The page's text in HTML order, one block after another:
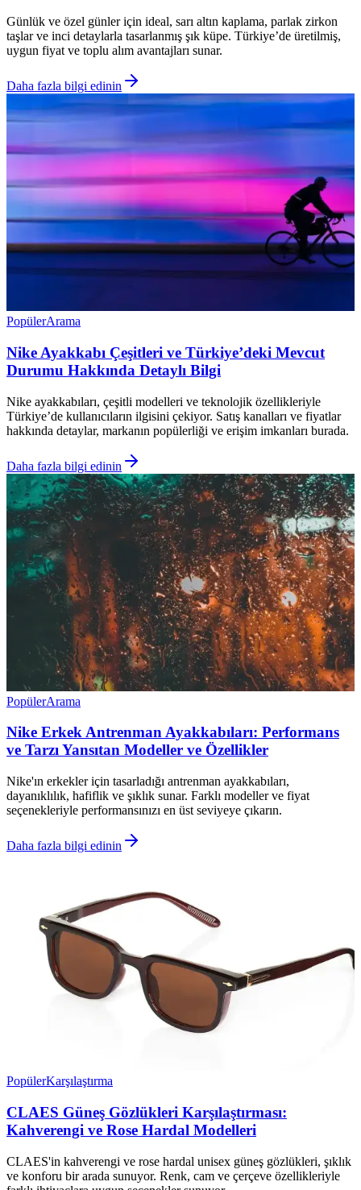
Günlük ve özel günler için ideal, sarı altın kaplama, parlak zirkon
taşlar ve inci detaylarla tasarlanmış şık küpe. Türkiye’de üretilmiş,
uygun fiyat ve toplu alım avantajları sunar.
Daha fazla bilgi edinin
PopülerArama
Nike Ayakkabı Çeşitleri ve Türkiye’deki Mevcut
Durumu Hakkında Detaylı Bilgi
Nike ayakkabıları, çeşitli modelleri ve teknolojik özellikleriyle
Türkiye’de kullanıcıların ilgisini çekiyor. Satış kanalları ve fiyatlar
hakkında detaylar, markanın popülerliği ve erişim imkanları burada.
Daha fazla bilgi edinin
PopülerArama
Nike Erkek Antrenman Ayakkabıları: Performans
ve Tarzı Yansıtan Modeller ve Özellikler
Nike'ın erkekler için tasarladığı antrenman ayakkabıları,
dayanıklılık, hafiflik ve şıklık sunar. Farklı modeller ve fiyat
seçenekleriyle performansınızı en üst seviyeye çıkarın.
Daha fazla bilgi edinin
PopülerKarşılaştırma
CLAES Güneş Gözlükleri Karşılaştırması:
Kahverengi ve Rose Hardal Modelleri
CLAES'in kahverengi ve rose hardal unisex güneş gözlükleri, şıklık
ve konforu bir arada sunuyor. Renk, cam ve çerçeve özellikleriyle